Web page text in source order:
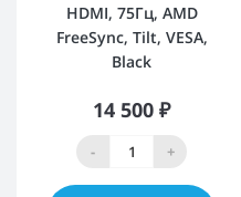
HDMI, 75Гц, AMD
FreeSync, Tilt, VESA,
Black
14 500 ₽
- +